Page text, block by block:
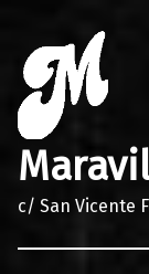
c/ San Vicente